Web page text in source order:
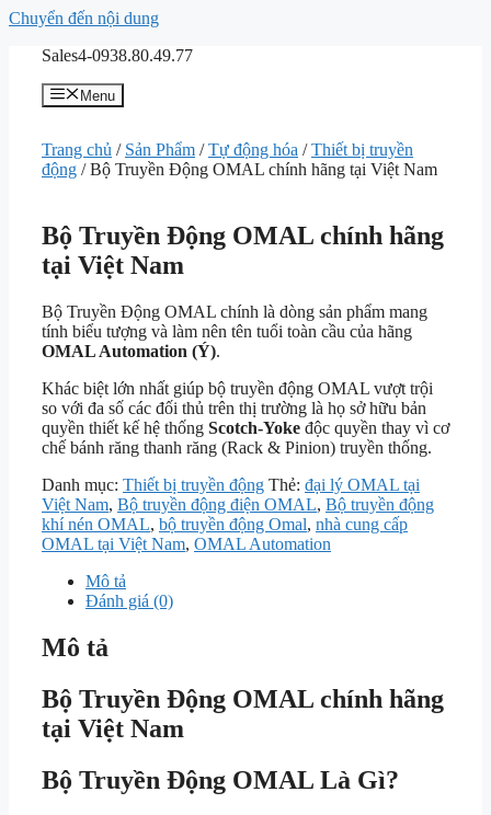
Chuyển đến nội dung
Sales4-0938.80.49.77
Menu
Trang chủ / Sản Phẩm /Tự động hóa /Thiết bị truyền
động / Bộ Truyền Động OMAL chính hãng tại Việt Nam
Bộ Truyền Động OMAL chính hãng
tại Việt Nam
Bộ Truyền Động OMAL chính là dòng sản phẩm mang
tính biểu tượng và làm nên tên tuổi toàn cầu của hãng
OMAL Automation (Ý).
Khác biệt lớn nhất giúp bộ truyền động OMAL vượt trội
so với đa số các đối thủ trên thị trường là họ sở hữu bản
quyền thiết kế hệ thống Scotch-Yoke độc quyền thay vì cơ
chế bánh răng thanh răng (Rack & Pinion) truyền thống.
Danh mục: Thiết bị truyền động Thẻ: đại lý OMAL tại
Việt Nam, Bộ truyền động điện OMAL, Bộ truyền động
khí nén OMAL, bộ truyền động Omal, nhà cung cấp
OMAL tại Việt Nam, OMAL Automation
Mô tả
Đánh giá (0)
Mô tả
Bộ Truyền Động OMAL chính hãng
tại Việt Nam
Bộ Truyền Động OMAL Là Gì?